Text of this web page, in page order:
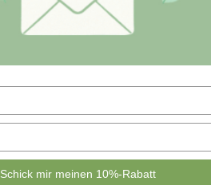
MENGE:
your
your
Schick mir meinen 10%-Rabatt